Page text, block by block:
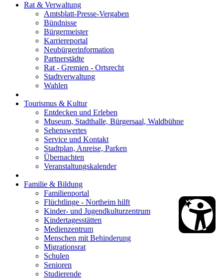
Rat & Verwaltung
Amtsblatt-Presse-Vergaben
Bündnisse
Bürgermeister
Karriereportal
Neubürgerinformation
Partnerstädte
Rat - Gremien - Ortsrecht
Stadtverwaltung
Wahlen
Tourismus & Kultur
Entdecken und Erleben
Museum, Stadthalle, Bürgersaal, Waldbühne
Sehenswertes
Service und Kontakt
Stadtplan, Anreise, Parken
Übernachten
Veranstaltungskalender
Familie & Bildung
Familienportal
Flüchtlinge - Northeim hilft
Kinder- und Jugendkulturzentrum
Kindertagesstätten
Medienzentrum
Menschen mit Behinderung
Migrationsrat
Schulen
Senioren
Studierende